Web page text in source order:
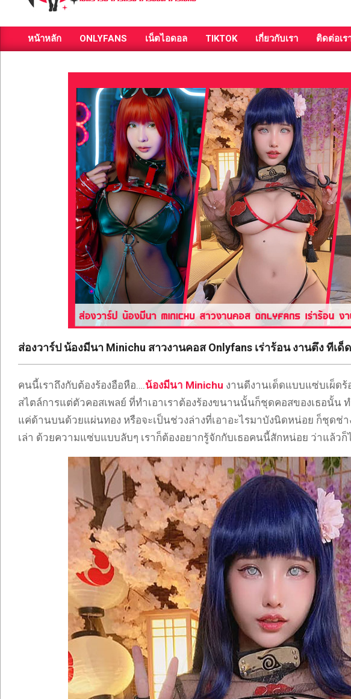
ส่อง
วาร์
กระแส
ONLYFANS
TIKTOK
Primary
หน้าหลัก ONLYFANS เน็ตไอดอล TIKTOK เกี่ยวกับเรา ติดต่อเร
ส่องวาร์ป น้องมีนา Minichu สาวงานคอส Onlyfans เร่าร้อน งานตึง ทีเด็ด
คนนี้เราถึงกับต้องร้องอือหือ…. น้องมีนา Minichu งานดีงานเด็ดแบบแซ่บเผ็ด
สไตล์การแต่ตัวคอสเพลย์ ที่ทำเอาเราต้องร้องขนานนั้นก็ชุดคอสของเธอนั้น
แค่ด้านบนด้วยแผ่นทอง หรือจะเป็นช่วงล่างที่เอาอะไรมาบังนิดหน่อย ก็ชุดช่า
เล่า ด้วยความแซ่บแบบลับๆ เราก็ต้องอยากรู้จักกับเธอคนนี้สักหน่อย ว่าแล้ว